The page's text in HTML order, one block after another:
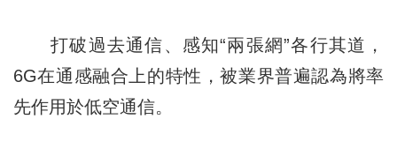
打破過去通信、感知“兩張網”各行其道，
6G在通感融合上的特性，被業界普遍認為將率
先作用於低空通信。